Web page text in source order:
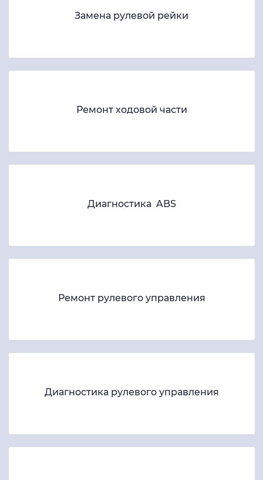
Замена рулевой рейки
Ремонт ходовой части
Диагностика ABS
Ремонт рулевого управления
Диагностика рулевого управления